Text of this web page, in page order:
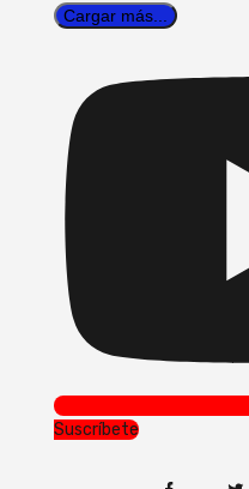
Cargar más...
Suscríbete